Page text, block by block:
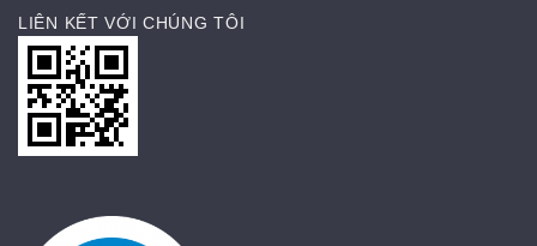
LIÊN KẾT VỚI CHÚNG TÔI